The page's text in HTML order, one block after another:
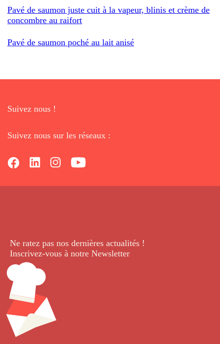
Pavé de saumon juste cuit à la vapeur, blinis et crème de
concombre au raifort
Pavé de saumon poché au lait anisé
Suivez nous !
Suivez nous sur les réseaux :
Ne ratez pas nos dernières actualités !
Inscrivez-vous à notre Newsletter.